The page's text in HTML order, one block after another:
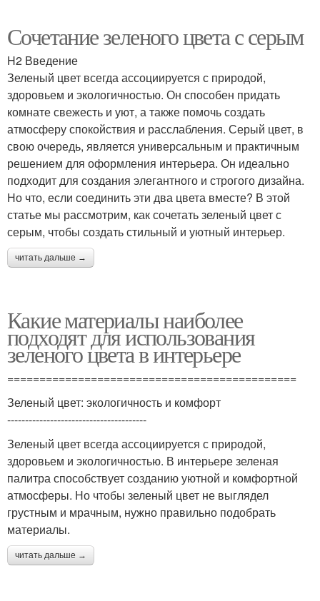
Сочетание зеленого цвета с серым
H2 Введение
Зеленый цвет всегда ассоциируется с природой,
здоровьем и экологичностью. Он способен придать
комнате свежесть и уют, а также помочь создать
атмосферу спокойствия и расслабления. Серый цвет, в
свою очередь, является универсальным и практичным
решением для оформления интерьера. Он идеально
подходит для создания элегантного и строгого дизайна.
Но что, если соединить эти два цвета вместе? В этой
статье мы рассмотрим, как сочетать зеленый цвет с
серым, чтобы создать стильный и уютный интерьер.
читать дальше →
Какие материалы наиболее
подходят для использования
зеленого цвета в интерьере
=============================================
Зеленый цвет: экологичность и комфорт
---------------------------------------
Зеленый цвет всегда ассоциируется с природой,
здоровьем и экологичностью. В интерьере зеленая
палитра способствует созданию уютной и комфортной
атмосферы. Но чтобы зеленый цвет не выглядел
грустным и мрачным, нужно правильно подобрать
материалы.
читать дальше →